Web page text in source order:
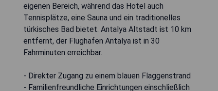
eigenen Bereich, während das Hotel auch
Tennisplätze, eine Sauna und ein traditionelles
türkisches Bad bietet. Antalya Altstadt ist 10 km
entfernt, der Flughafen Antalya ist in 30
Fahrminuten erreichbar.
- Direkter Zugang zu einem blauen Flaggenstrand
- Familienfreundliche Einrichtungen einschließlich